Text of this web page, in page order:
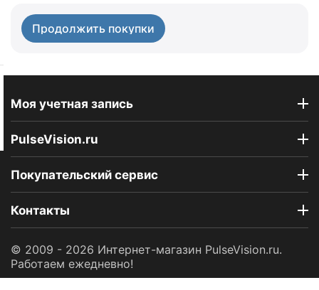
Продолжить покупки
Моя учетная запись
PulseVision.ru
Покупательский сервис
Контакты
© 2009 - 2026 Интернет-магазин PulseVision.ru.
Работаем ежедневно!